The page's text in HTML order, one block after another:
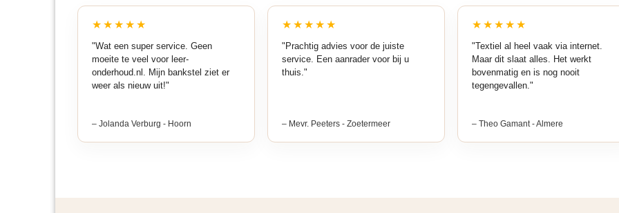
★★★★★
"Wat een super service. Geen
moeite te veel voor leer-
onderhoud.nl. Mijn bankstel ziet er
weer als nieuw uit!"
– Jolanda Verburg - Hoorn
★★★★★
"Prachtig advies voor de juiste
service. Een aanrader voor bij u
thuis."
– Mevr. Peeters - Zoetermeer
★★★★★
"Textiel al heel vaak via internet.
Maar dit slaat alles. Het werkt
bovenmatig en is nog nooit
tegengevallen."
– Theo Gamant - Almere